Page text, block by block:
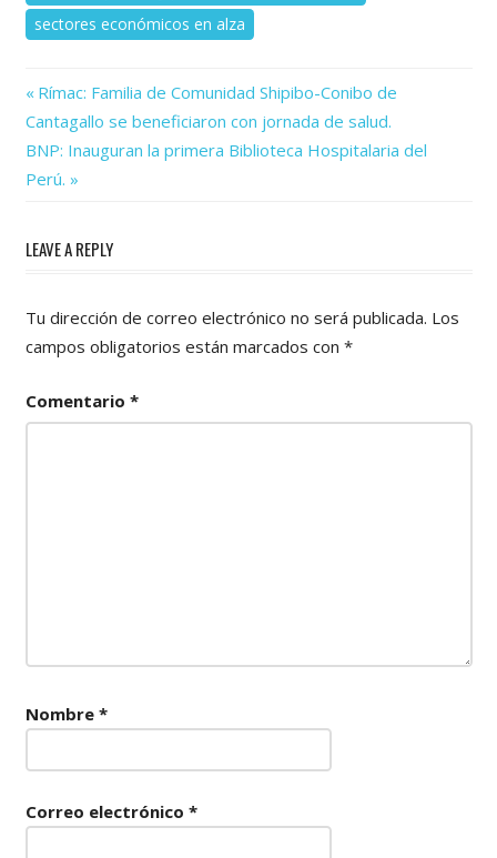
sectores económicos en alza
Navegación
de
entradas
Previous
Post:
Rímac: Familia de Comunidad Shipibo-Conibo de
Cantagallo se beneficiaron con jornada de salud.
Next
Post:
BNP: Inauguran la primera Biblioteca Hospitalaria del
Perú.
LEAVE A REPLY
Tu dirección de correo electrónico no será publicada. Los
campos obligatorios están marcados con *
Comentario *
Nombre *
Correo electrónico *